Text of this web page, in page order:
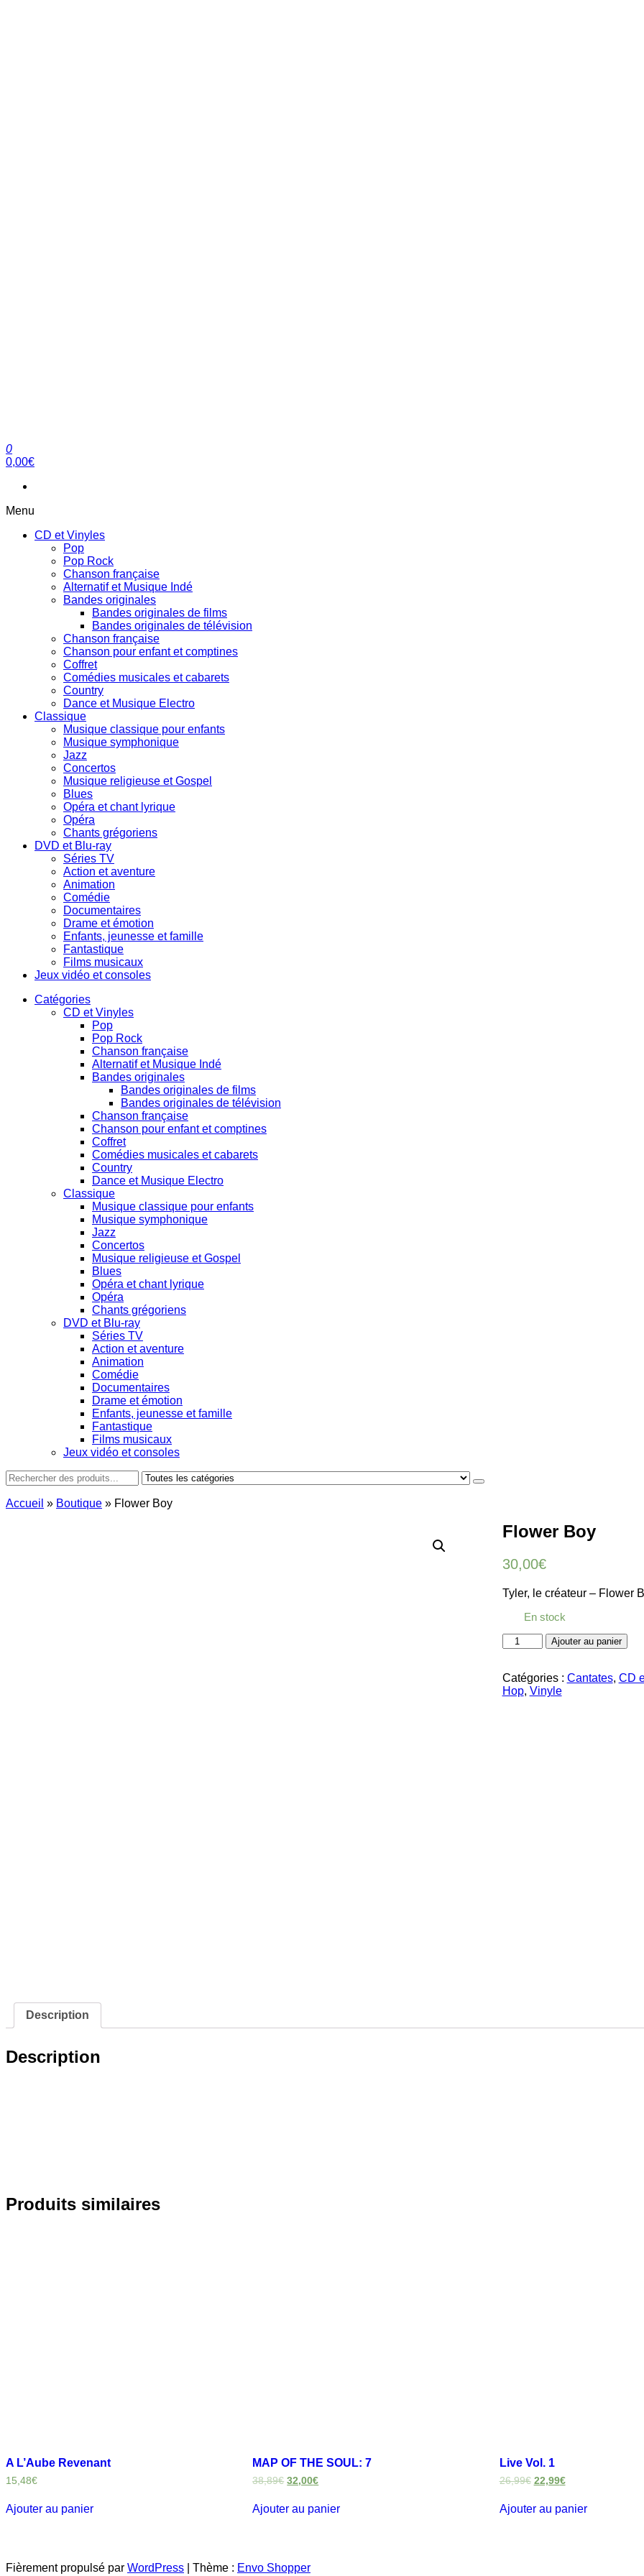
clubdial.fr
Tout est clair sur clubdial.fr !
0
0,00€
Menu
CD et Vinyles
Pop
Pop Rock
Chanson française
Alternatif et Musique Indé
Bandes originales
Bandes originales de films
Bandes originales de télévision
Chanson française
Chanson pour enfant et comptines
Coffret
Comédies musicales et cabarets
Country
Dance et Musique Electro
Classique
Musique classique pour enfants
Musique symphonique
Jazz
Concertos
Musique religieuse et Gospel
Blues
Opéra et chant lyrique
Opéra
Chants grégoriens
DVD et Blu-ray
Séries TV
Action et aventure
Animation
Comédie
Documentaires
Drame et émotion
Enfants, jeunesse et famille
Fantastique
Films musicaux
Jeux vidéo et consoles
Catégories
CD et Vinyles
Pop
Pop Rock
Chanson française
Alternatif et Musique Indé
Bandes originales
Bandes originales de films
Bandes originales de télévision
Chanson française
Chanson pour enfant et comptines
Coffret
Comédies musicales et cabarets
Country
Dance et Musique Electro
Classique
Musique classique pour enfants
Musique symphonique
Jazz
Concertos
Musique religieuse et Gospel
Blues
Opéra et chant lyrique
Opéra
Chants grégoriens
DVD et Blu-ray
Séries TV
Action et aventure
Animation
Comédie
Documentaires
Drame et émotion
Enfants, jeunesse et famille
Fantastique
Films musicaux
Jeux vidéo et consoles
Accueil » Boutique » Flower Boy
Flower Boy
30,00€
Tyler, le créateur – Flower
En stock
quantité
de
Boy
Ajouter au panier
Catégories : Cantates, CD
Hop, Vinyle
Description
Description
Produits similaires
A L’Aube Revenant
15,48€
Ajouter au panier
MAP OF THE SOUL: 7
38,89€ 32,00€
Ajouter au panier
Live Vol. 1
26,99€ 22,99€
Ajouter au panier
Fièrement propulsé par WordPress Thème : Envo Shopper